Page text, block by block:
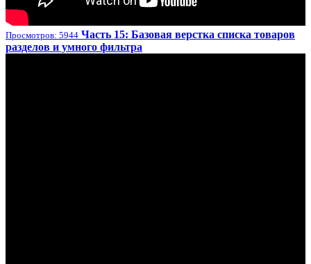
Просмотров: 5944 Часть 15: Базовая верстка списка товаров
разделов и умного фильтра